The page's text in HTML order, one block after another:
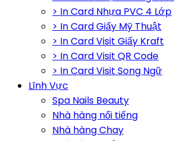
> In Card Nhựa PVC 4 Lớp
> In Card Giấy Mỹ Thuật
> In Card Visit Giấy Kraft
> In Card Visit QR Code
> In Card Visit Song Ngữ
Lĩnh Vực
Spa Nails Beauty
Nhà hàng nổi tiếng
Nhà hàng Chay